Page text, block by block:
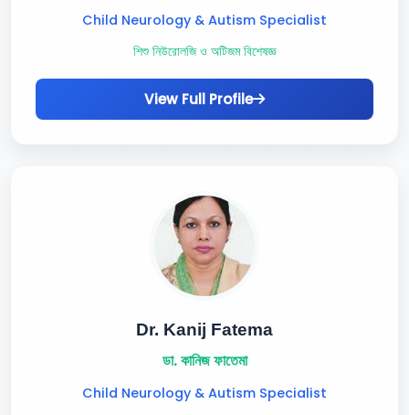
Child Neurology & Autism Specialist
শিশু নিউরোলজি ও অটিজম বিশেষজ্ঞ
View Full Profile
Dr. Kanij Fatema
ডা. কানিজ ফাতেমা
Child Neurology & Autism Specialist